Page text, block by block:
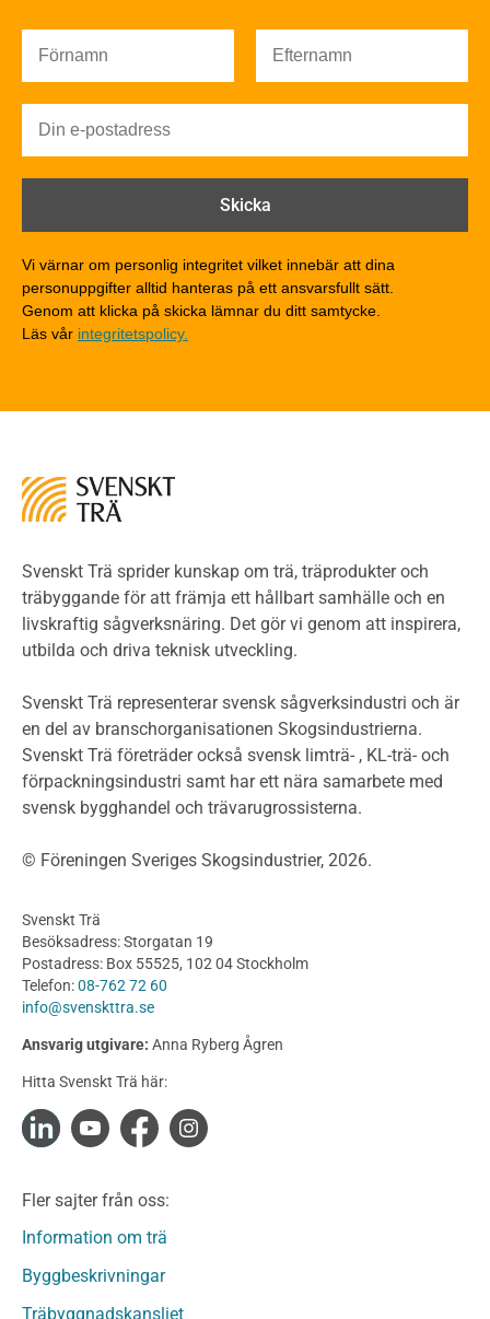
Ljud
Brandsäkerhet
Brandsäkerhet
Brandförlopp i byggnader
Brandklasser för material och konstruktioner
Träkonstruktioners brandmotstånd
Detaljlösningar
Träytors brandegenskaper
Tekniska byten med sprinkler
Riskvärdering i flervåningsbostadshus
Miljöeffekter
LCA
Miljödeklarationer och märkning
Termer och förkortningar
Planering
Klimatkalkylator hallar
Projektering av trähus - generellt
Byggsystem
Fasadsystem i skivmaterial
Bullerskärmar och andra utomhuskonstruktioner
Byggnation och utförande
Utförande
Produkter
Konstruktionsvirke
Konstruktionsvirke Behandlat
Konstruktionsvirke Fingerskarvat
Konstruktionsvirke Fingerskarvat Obehandlat
Limträ
Fanerträ
Fanerträ Obehandlat
Träpanel och Utvändig beklädnad Behandlat
Vi värnar om personlig integritet vilket innebär att dina
personuppgifter alltid hanteras på ett ansvarsfullt sätt.
Genom att klicka på skicka lämnar du ditt samtycke.
Läs vår integritetspolicy.
Svenskt Trä sprider kunskap om trä, träprodukter och
träbyggande för att främja ett hållbart samhälle och en
livskraftig sågverksnäring. Det gör vi genom att inspirera,
utbilda och driva teknisk utveckling.
Svenskt Trä representerar svensk sågverksindustri och är
en del av branschorganisationen Skogsindustrierna.
Svenskt Trä företräder också svensk limträ- , KL-trä- och
förpackningsindustri samt har ett nära samarbete med
svensk bygghandel och trävarugrossisterna.
© Föreningen Sveriges Skogsindustrier, 2026.
Svenskt Trä
Besöksadress: Storgatan 19
Postadress: Box 55525, 102 04 Stockholm
Telefon:08-762 72 60
info@svenskttra.se
Ansvarig utgivare: Anna Ryberg Ågren
Hitta Svenskt Trä här:
Fler sajter från oss:
Information om trä
Byggbeskrivningar
Träbyggnadskansliet